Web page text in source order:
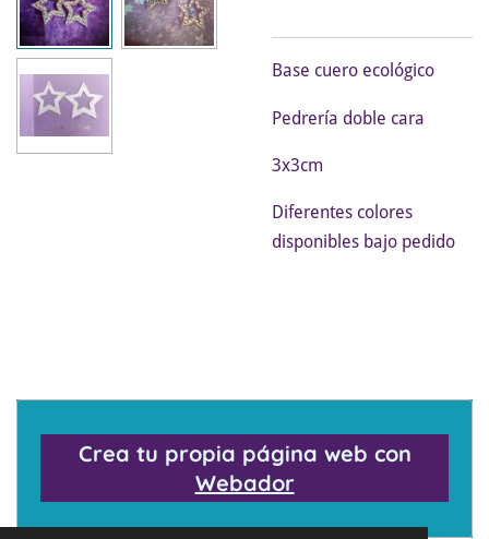
Base cuero ecológico
Pedrería doble cara
3x3cm
Diferentes colores
disponibles bajo pedido
Crea tu propia página web con
Webador